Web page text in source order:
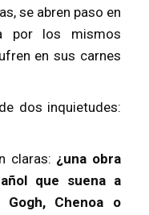
se abren paso en
por los mismos
en sus carnes
dos inquietudes:
claras: ¿una obra
que suena a
Chenoa o